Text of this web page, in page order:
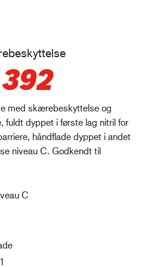
med skærebeskyttelse og
fuldt dyppet i første lag nitril for
håndflade dyppet i andet
niveau C. Godkendt til
C